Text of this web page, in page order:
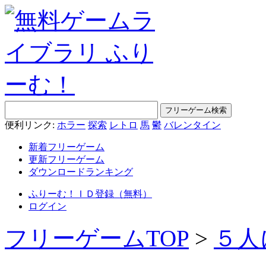
便利リンク: ホラー 探索 レトロ 馬 鬱 バレンタイン
新着フリーゲーム
更新フリーゲーム
ダウンロードランキング
ふりーむ！ＩＤ登録（無料）
ログイン
フリーゲームTOP > ５